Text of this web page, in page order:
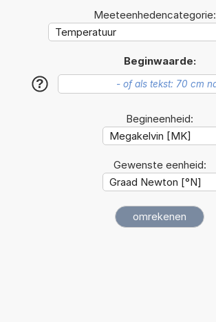
Meeteenhedencategorie:
Beginwaarde:
?
Begineenheid:
Gewenste eenheid: